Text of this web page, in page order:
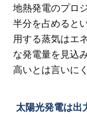
地熱発電のプロ
半分を占めると
用する蒸気はエ
な発電量を見込
高いとは言いに
太陽光発電は出